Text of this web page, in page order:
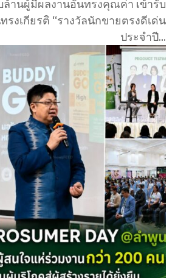
ล้านผู้มีผลงานอันทรงคุณค่า เข้ารับ
รงเกียรติ “รางวัลนักขายตรงดีเด่น
ประจำปี...